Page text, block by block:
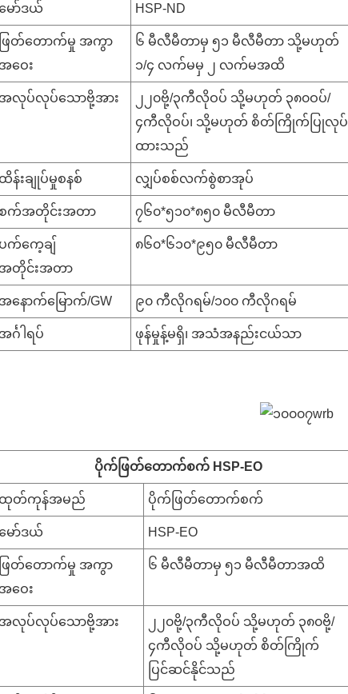
ော်ဒယ် HSP-ND
ဖြတ်တောက်မှု အကွာ
အဝေး
၆ မီလီမီတာမှ ၅၁ မီလီမီတာ သို့မဟုတ်
၁/၄ လက်မမှ ၂ လက်မအထိ
အလုပ်လုပ်သောဗို့အား
၂၂၀ဗို့/၃ကီလိုဝပ် သို့မဟုတ် ၃၈၀ဝပ်/
၄ကီလိုဝပ်၊ သို့မဟုတ် စိတ်ကြိုက်ပြုလုပ်
ထားသည်
ထိန်းချုပ်မှုစနစ် လျှပ်စစ်လက်စွဲစာအုပ်
စက်အတိုင်းအတာ ၇၆၀*၅၁၀*၈၅၀ မီလီမီတာ
ပက်ကေ့ချ်
အတိုင်းအတာ
၈၆၀*၆၁၀*၉၅၀ မီလီမီတာ
အနောက်မြောက်/GW ၉၀ ကီလိုဂရမ်/၁၀၀ ကီလိုဂရမ်
အင်္ဂါရပ် ဖုန်မှုန့်မရှိ၊ အသံအနည်းငယ်သာ
ပိုက်ဖြတ်တောက်စက် HSP-EO
ထုတ်ကုန်အမည် ပိုက်ဖြတ်တောက်စက်
ော်ဒယ် HSP-EO
ဖြတ်တောက်မှု အကွာ
အဝေး
၆ မီလီမီတာမှ ၅၁ မီလီမီတာအထိ
အလုပ်လုပ်သောဗို့အား
၂၂၀ဗို့/၃ကီလိုဝပ် သို့မဟုတ် ၃၈၀ဗို့/
၄ကီလိုဝပ် သို့မဟုတ် စိတ်ကြိုက်
ပြင်ဆင်နိုင်သည်